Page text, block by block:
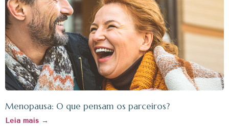
Menopausa: O que pensam os parceiros?
Leia mais →